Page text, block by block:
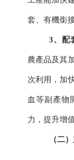
套、有機銜
3、配
農產品及其
次利用，加
血等副產物
力，提升增
（二